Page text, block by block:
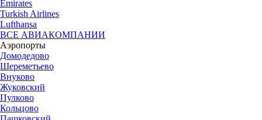
Emirates
Turkish Airlines
Lufthansa
ВСЕ АВИАКОМПАНИИ
Аэропорты
Домодедово
Шереметьево
Внуково
Жуковский
Пулково
Кольцово